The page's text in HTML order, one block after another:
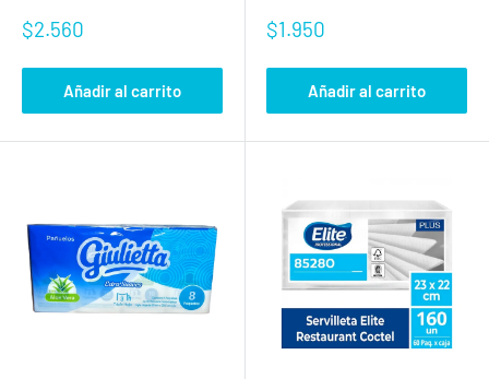
Precio
venta
$2.560
Añadir al carrito
Precio
venta
$1.950
Añadir al carrito